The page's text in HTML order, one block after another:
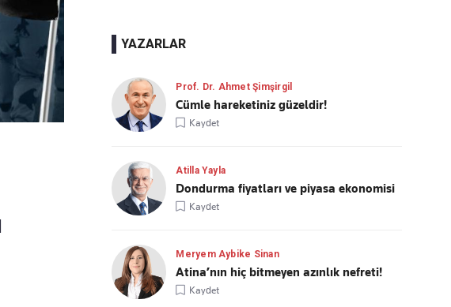
YAZARLAR
Prof. Dr. Ahmet Şimşirgil
Cümle hareketiniz güzeldir!
Kaydet
Atilla Yayla
Dondurma fiyatları ve piyasa ekonomisi
Kaydet
Meryem Aybike Sinan
Atina’nın hiç bitmeyen azınlık nefreti!
Kaydet